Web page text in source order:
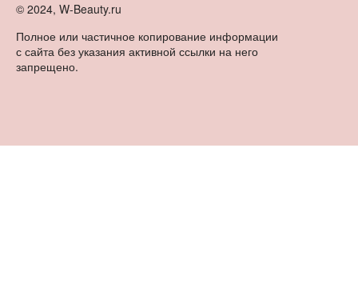
© 2024, W-Beauty.ru
Полное или частичное копирование информации
с сайта без указания активной ссылки на него
запрещено.